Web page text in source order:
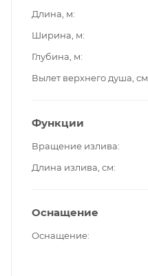
Длина, м
Ширина, м
Глубина, м
Вылет верхнего душа, см
Функции
Вращение излива
Длина излива, см
Оснащение
Оснащение